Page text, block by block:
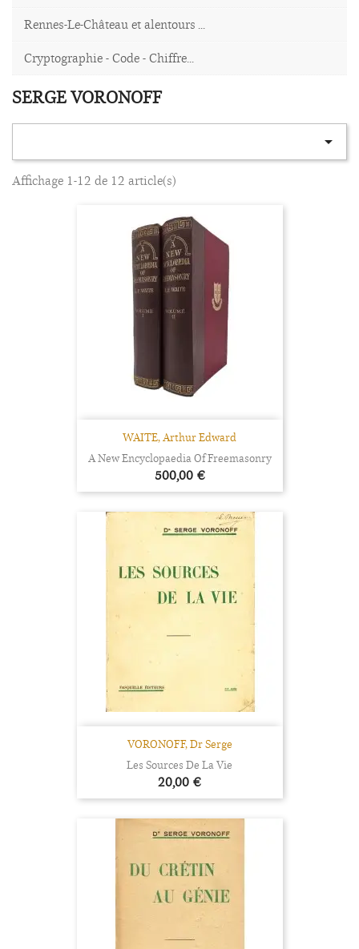
Rennes-Le-Château et alentours ...
Cryptographie - Code - Chiffre...
SERGE VORONOFF

Affichage 1-12 de 12 article(s)
WAITE, Arthur Edward
A New Encyclopaedia Of Freemasonry
Prix
500,00 €
VORONOFF, Dr Serge
Les Sources De La Vie
Prix
20,00 €